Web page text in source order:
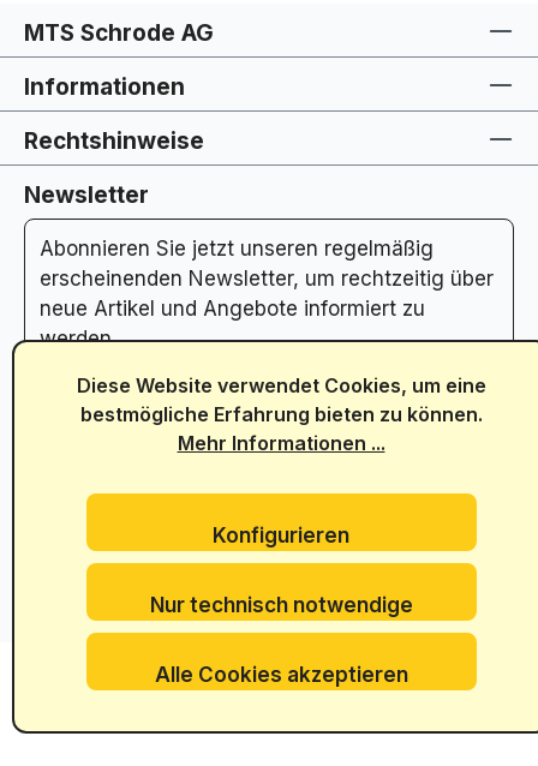
MTS Schrode AG
Informationen
Rechtshinweise
Newsletter
Abonnieren Sie jetzt unseren regelmäßig
erscheinenden Newsletter, um rechtzeitig über
neue Artikel und Angebote informiert zu
werden.
Abonnieren Sie hier unseren Newsletter
Diese Website verwendet Cookies, um eine
bestmögliche Erfahrung bieten zu können.
Mehr Informationen ...
Alle Cookies akzeptieren
Konfigurieren
Nur technisch notwendige